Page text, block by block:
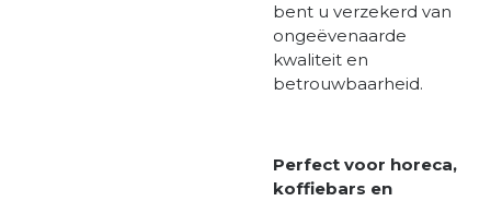
bent u verzekerd van
ongeëvenaarde
kwaliteit en
betrouwbaarheid.
Perfect voor horeca,
koffiebars en